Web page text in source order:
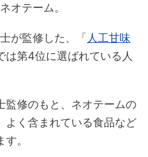
オテーム。
が監修した、「 人工甘味
は第4位に選ばれている人
監修のもと、ネオテームの
よく含まれている食品など
。